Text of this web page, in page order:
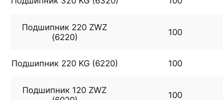
Подшипник 220 ZWZ
(6220)
100
Подшипник 220 KG (6220) 100
Подшипник 120 ZWZ
100